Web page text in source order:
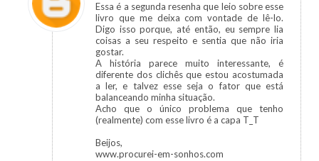
Essa é a segunda resenha que leio sobre esse
livro que me deixa com vontade de lê-lo.
Digo isso porque, até então, eu sempre lia
coisas a seu respeito e sentia que não iria
gostar.
A história parece muito interessante, é
diferente dos clichês que estou acostumada
a ler, e talvez esse seja o fator que está
balanceando minha situação.
Acho que o único problema que tenho
(realmente) com esse livro é a capa T_T
Beijos,
www.procurei-em-sonhos.com